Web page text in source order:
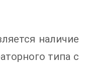
наличие
типа с